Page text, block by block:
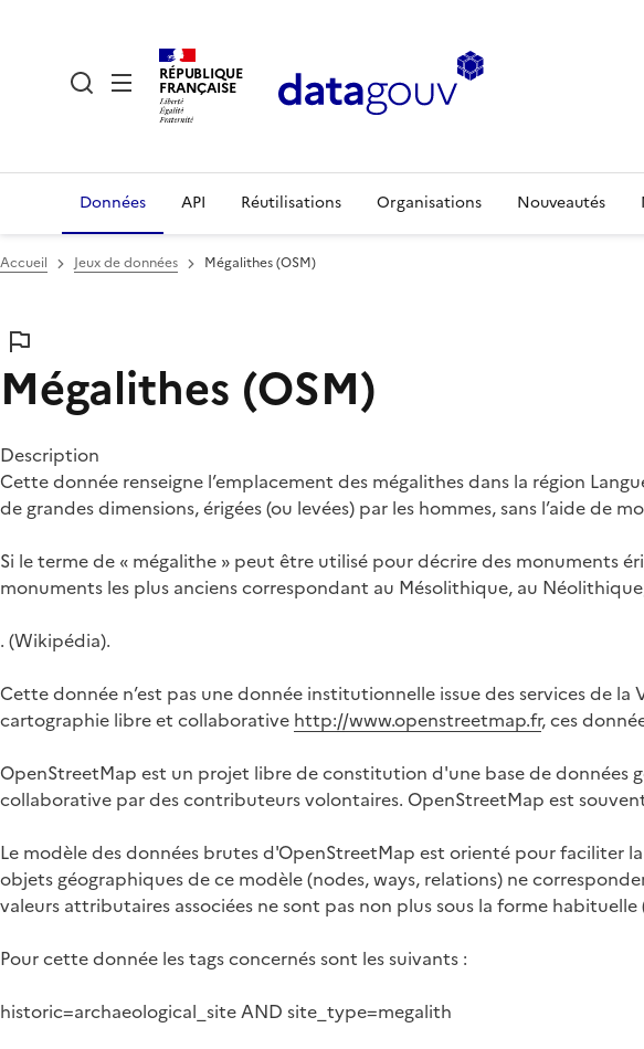
RÉPUBLIQUE
FRANÇAISE
Données API Réutilisations Organisations Nouveautés
Accueil Jeux de données Mégalithes (OSM)
Mégalithes (OSM)
Description
Cette donnée renseigne l’emplacement des mégalithes dans la région
de grandes dimensions, érigées (ou levées) par les hommes, sans l’aide de
Si le terme de « mégalithe » peut être utilisé pour décrire des monuments
monuments les plus anciens correspondant au Mésolithique, au
. (Wikipédia).
Cette donnée n’est pas une donnée institutionnelle issue des services de
cartographie libre et collaborative http://www.openstreetmap.fr, ces
OpenStreetMap est un projet libre de constitution d'une base de données
collaborative par des contributeurs volontaires. OpenStreetMap est
Le modèle des données brutes d'OpenStreetMap est orienté pour faciliter
objets géographiques de ce modèle (nodes, ways, relations) ne
valeurs attributaires associées ne sont pas non plus sous la forme
Pour cette donnée les tags concernés sont les suivants :
historic=archaeological_site AND site_type=megalith